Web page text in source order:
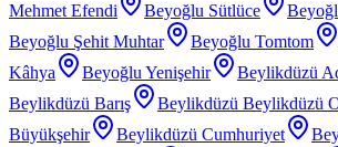
Mehmet Efendi
Beyoğlu Sütlüce
Beyoğlu Şehit Muhtar
Beyoğlu Tomtom
Kâhya
Beyoğlu Yenişehir
Beylikdüzü
Beylikdüzü Barış
Beylikdüzü Beylikdüzü
Büyükşehir
Beylikdüzü Cumhuriyet